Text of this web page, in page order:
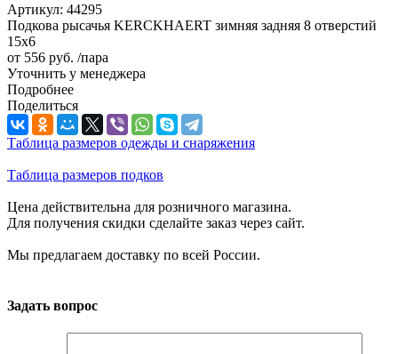
Артикул: 44295
Подкова рысачья KERCKHAERT зимняя задняя 8 отверстий
15х6
от 556 руб. /пара
Уточнить у менеджера
Подробнее
Поделиться
Таблица размеров одежды и снаряжения
Таблица размеров подков
Цена действительна для розничного магазина.
Для получения скидки сделайте заказ через сайт.
Мы предлагаем доставку по всей России.
Задать вопрос